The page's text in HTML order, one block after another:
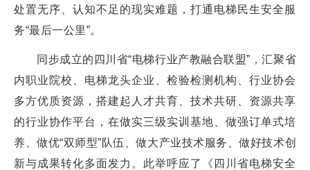
处置无序、认知不足的现实难题，打通电梯民生安全服
务“最后一公里”。
同步成立的四川省“电梯行业产教融合联盟”，汇聚省
内职业院校、电梯龙头企业、检验检测机构、行业协会
多方优质资源，搭建起人才共育、技术共研、资源共享
的行业协作平台，在做实三级实训基地、做强订单式培
养、做优“双师型”队伍、做大产业技术服务、做好技术创
新与成果转化多面发力。此举呼应了《四川省电梯安全